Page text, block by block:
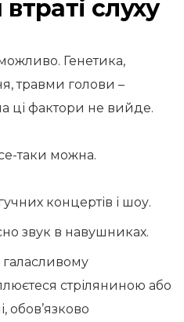
слуху
Генетика,
травми голови –
ці фактори не вийде.
таки можна.
концертів і шоу.
звук в навушниках.
стріляниною або
обов’язково